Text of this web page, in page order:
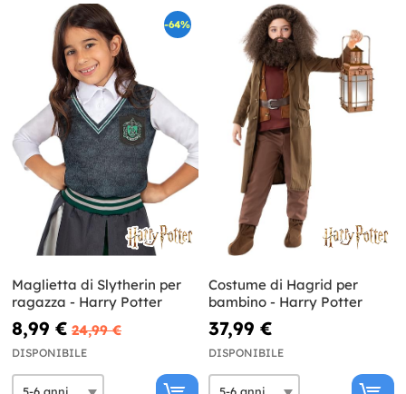
-64%
Maglietta di Slytherin per
ragazza - Harry Potter
8,99 € 24,99 €
DISPONIBILE
Costume di Hagrid per
bambino - Harry Potter
37,99 €
DISPONIBILE